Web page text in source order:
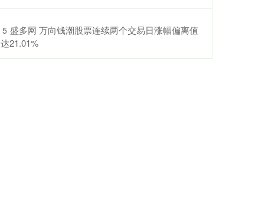
5 ​盛多网 万向钱潮股票连续两个交易日涨幅偏离值
达21.01%